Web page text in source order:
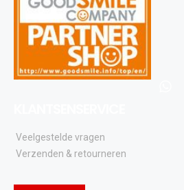
Veelgestelde vragen
Verzenden & retourneren